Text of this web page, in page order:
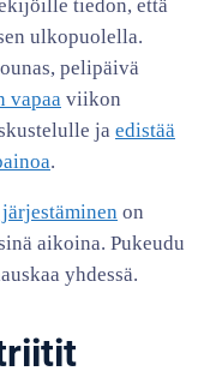
tiedon, että
ulkopuolella.
pelipäivä
vapaa viikon
ja edistää
.
on
aikoina. Pukeudu
yhdessä.